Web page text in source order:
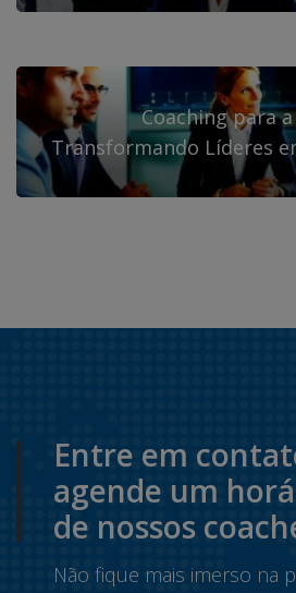
Coaching para
Transformando Líderes
Entre em
agende um
de nossos
Não fique mais imerso na